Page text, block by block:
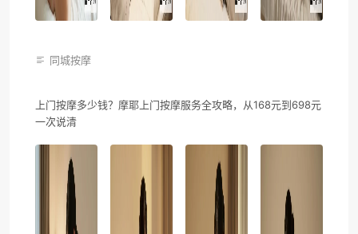
同城按摩
上门按摩多少钱？摩耶上门按摩服务全攻略，从168元到698元
一次说清